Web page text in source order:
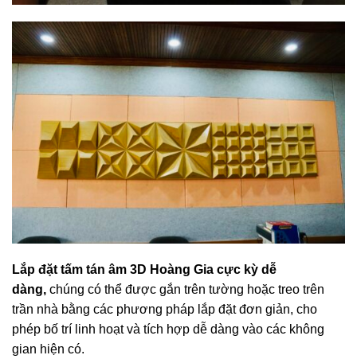
Lắp đặt tấm tán âm 3D Hoàng Gia cực kỳ dễ
dàng, chúng có thể được gắn trên tường hoặc treo trên
trần nhà bằng các phương pháp lắp đặt đơn giản, cho
phép bố trí linh hoạt và tích hợp dễ dàng vào các không
gian hiện có.